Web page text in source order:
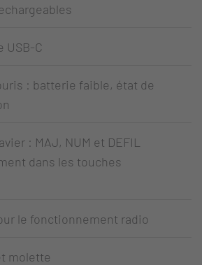
USB-C
: batterie faible, état de
: MAJ, NUM et DEFIL
dans les touches
le fonctionnement radio
molette